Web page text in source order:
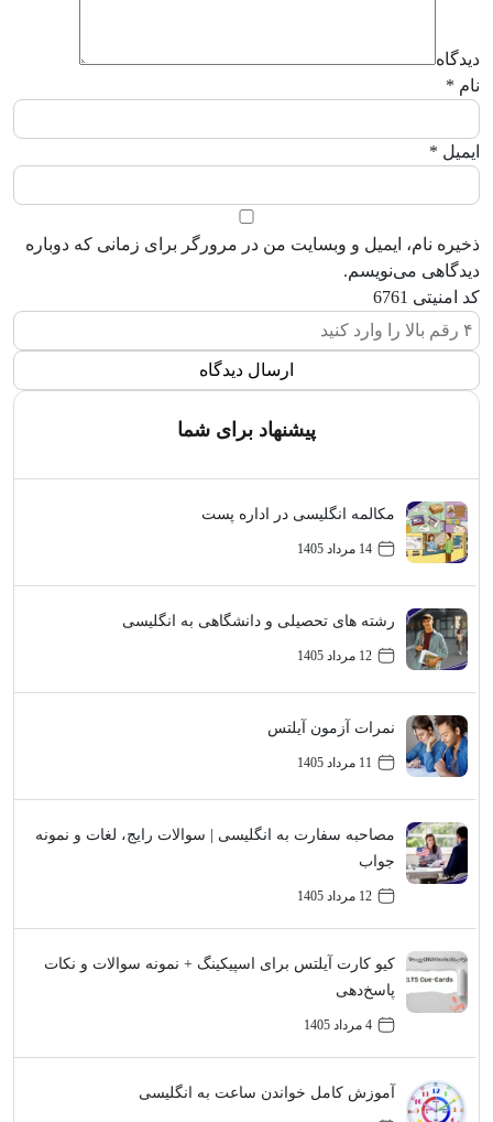
دیدگاه
نام *
ایمیل *
ذخیره نام، ایمیل و وبسایت من در مرورگر برای زمانی که دوباره
دیدگاهی می‌نویسم.
کد امنیتی 6761
پیشنهاد برای شما
مکالمه انگلیسی در اداره پست
14 مرداد 1405
رشته های تحصیلی و دانشگاهی به انگلیسی
12 مرداد 1405
نمرات آزمون آیلتس
11 مرداد 1405
مصاحبه سفارت به انگلیسی | سوالات رایج، لغات و نمونه
جواب
12 مرداد 1405
کیو کارت آیلتس برای اسپیکینگ + نمونه سوالات و نکات
پاسخ‌دهی
4 مرداد 1405
آموزش کامل خواندن ساعت به انگلیسی